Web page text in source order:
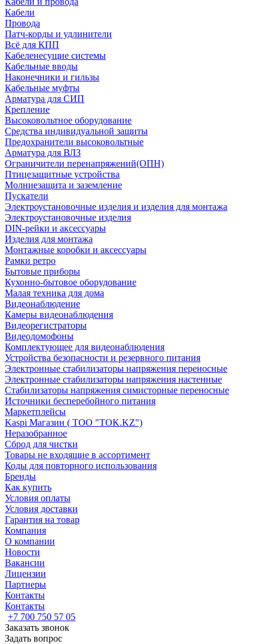
Кабели
Провода
Патч-корды и удлинители
Всё для КПП
Кабеленесущие системы
Кабельные вводы
Наконечники и гильзы
Кабельные муфты
Арматура для СИП
Крепление
Высоковольтное оборудование
Средства индивидуальной защиты
Предохранители высоковольтные
Арматура для ВЛЗ
Ограничители перенапряжений(ОПН)
Птицезащитные устройства
Молниезащита и заземление
Пускатели
Электроустановочные изделия и изделия для монтажа
Электроустановочные изделия
DIN-рейки и аксессуары
Изделия для монтажа
Монтажные коробки и аксессуары
Рамки ретро
Бытовые приборы
Кухонно-бытовое оборудование
Малая техника для дома
Видеонаблюдение
Камеры видеонаблюдения
Видеорегистраторы
Видеодомофоны
Комплектующее для видеонаблюдения
Устройства безопасности и резервного питания
Электронные стабилизаторы напряжения переносные
Электронные стабилизаторы напряжения настенные
Стабилизаторы напряжения симисторные переносные
Источники бесперебойного питания
Маркетплейсы
Kaspi Магазин ( ТОО "TOK.KZ")
Неразобранное
Сброд для чистки
Товары не входящие в ассортимент
Коды для повторного использования
Бренды
Как купить
Условия оплаты
Условия доставки
Гарантия на товар
Компания
О компании
Новости
Вакансии
Лицензии
Партнеры
Контакты
Контакты
+7 700 750 57 05
Заказать звонок
Задать вопрос